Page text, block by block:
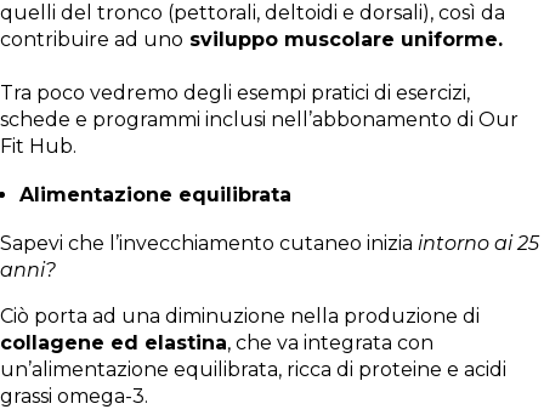
quelli del tronco (pettorali, deltoidi e dorsali), così da
contribuire ad uno sviluppo muscolare uniforme.
Tra poco vedremo degli esempi pratici di esercizi,
schede e programmi inclusi nell’abbonamento di Our
Fit Hub.
Alimentazione equilibrata
Sapevi che l’invecchiamento cutaneo inizia intorno ai 25
anni?
Ciò porta ad una diminuzione nella produzione di
collagene ed elastina, che va integrata con
un’alimentazione equilibrata, ricca di proteine e acidi
grassi omega-3.